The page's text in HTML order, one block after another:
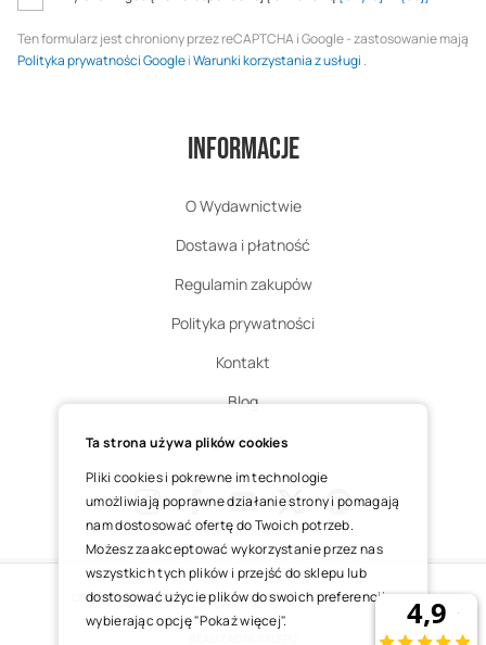
Ten formularz jest chroniony przez reCAPTCHA i Google - zastosowanie mają
Polityka prywatności GoogleiWarunki korzystania z usługi .
Informacje
O Wydawnictwie
Dostawa i płatność
Regulamin zakupów
Polityka prywatności
Kontakt
Blog
Zgłoś zwrot
InstagramFacebookYoutube
X Pinterest
COPYRIGHT © 2025 ŚWIĘTY WOJCIECH DOM MEDIALNY SP. Z O.O.
Ta strona używa plików cookies
Pliki cookies i pokrewne im technologie
umożliwiają poprawne działanie strony i pomagają
nam dostosować ofertę do Twoich potrzeb.
Możesz zaakceptować wykorzystanie przez nas
wszystkich tych plików i przejść do sklepu lub
dostosować użycie plików do swoich preferencji,
wybierając opcję "Pokaż więcej".